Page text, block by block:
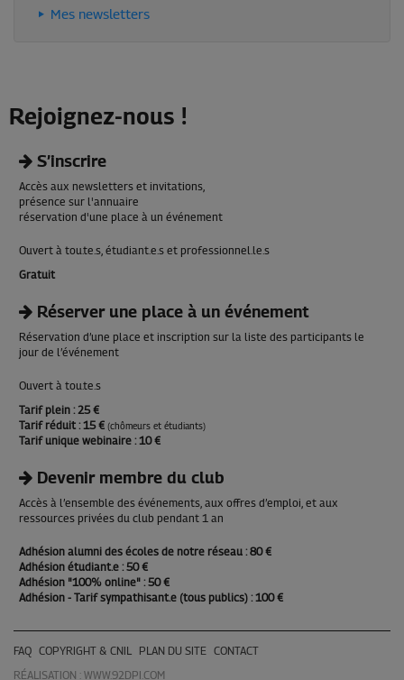
Mes newsletters
Rejoignez-nous !
S’inscrire
Accès aux newsletters et invitations,
présence sur l'annuaire
réservation d'une place à un événement
Ouvert à tou.te.s, étudiant.e.s et professionnel.le.s
Gratuit
Réserver une place à un événement
Réservation d’une place et inscription sur la liste des participants le
jour de l’événement
Ouvert à tou.te.s
Tarif plein : 25 €
Tarif réduit : 15 € (chômeurs et étudiants)
Tarif unique webinaire : 10 €
Devenir membre du club
Accès à l’ensemble des événements, aux offres d’emploi, et aux
ressources privées du club pendant 1 an
Adhésion alumni des écoles de notre réseau : 80 €
Adhésion étudiant.e : 50 €
Adhésion "100% online" : 50 €
Adhésion - Tarif sympathisant.e (tous publics) : 100 €
FAQ COPYRIGHT & CNIL PLAN DU SITE CONTACT
RÉALISATION : WWW.92DPI.COM